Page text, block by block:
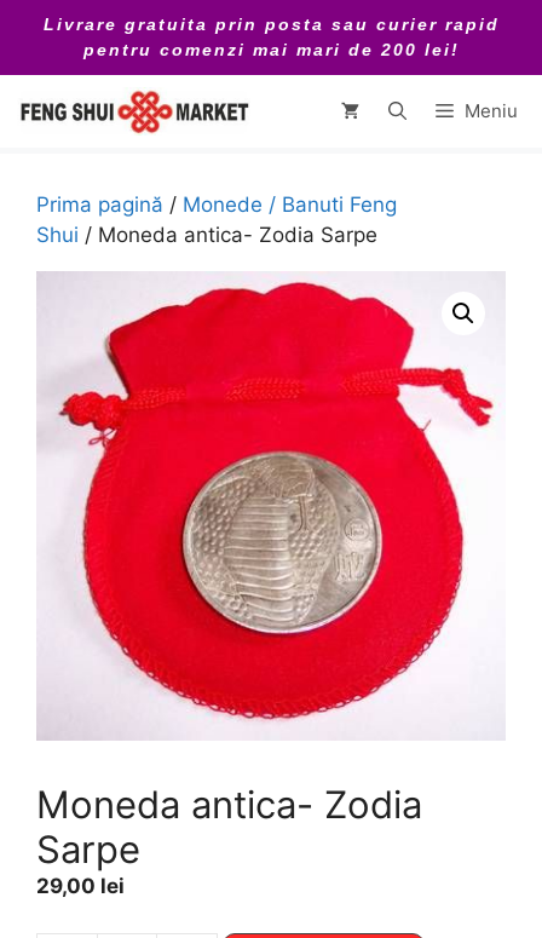
conținut
Livrare gratuita prin posta sau curier rapid
pentru comenzi mai mari de 200 lei!
Meniu
Prima pagină / Monede / Banuti Feng
Shui / Moneda antica- Zodia Sarpe
Moneda antica- Zodia
Sarpe
29,00 lei